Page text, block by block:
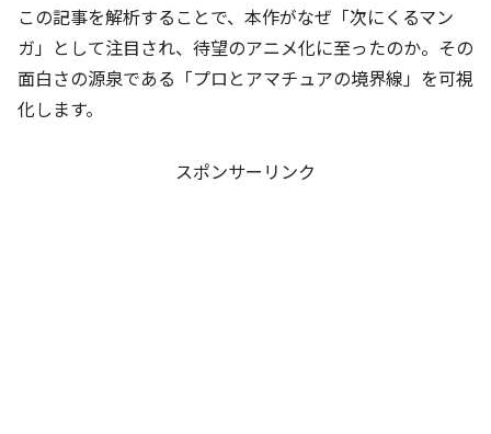
この記事を解析することで、本作がなぜ「次にくるマン
ガ」として注目され、待望のアニメ化に至ったのか。その
面白さの源泉である「プロとアマチュアの境界線」を可視
化します。
スポンサーリンク